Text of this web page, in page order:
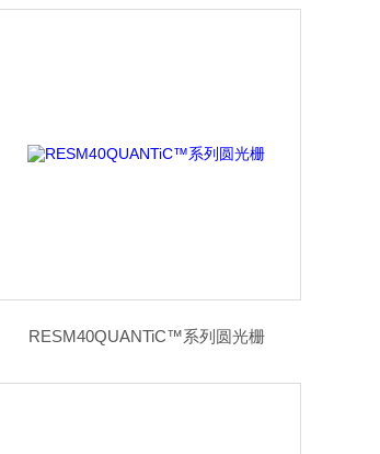
RESM40QUANTiC™系列圆光栅